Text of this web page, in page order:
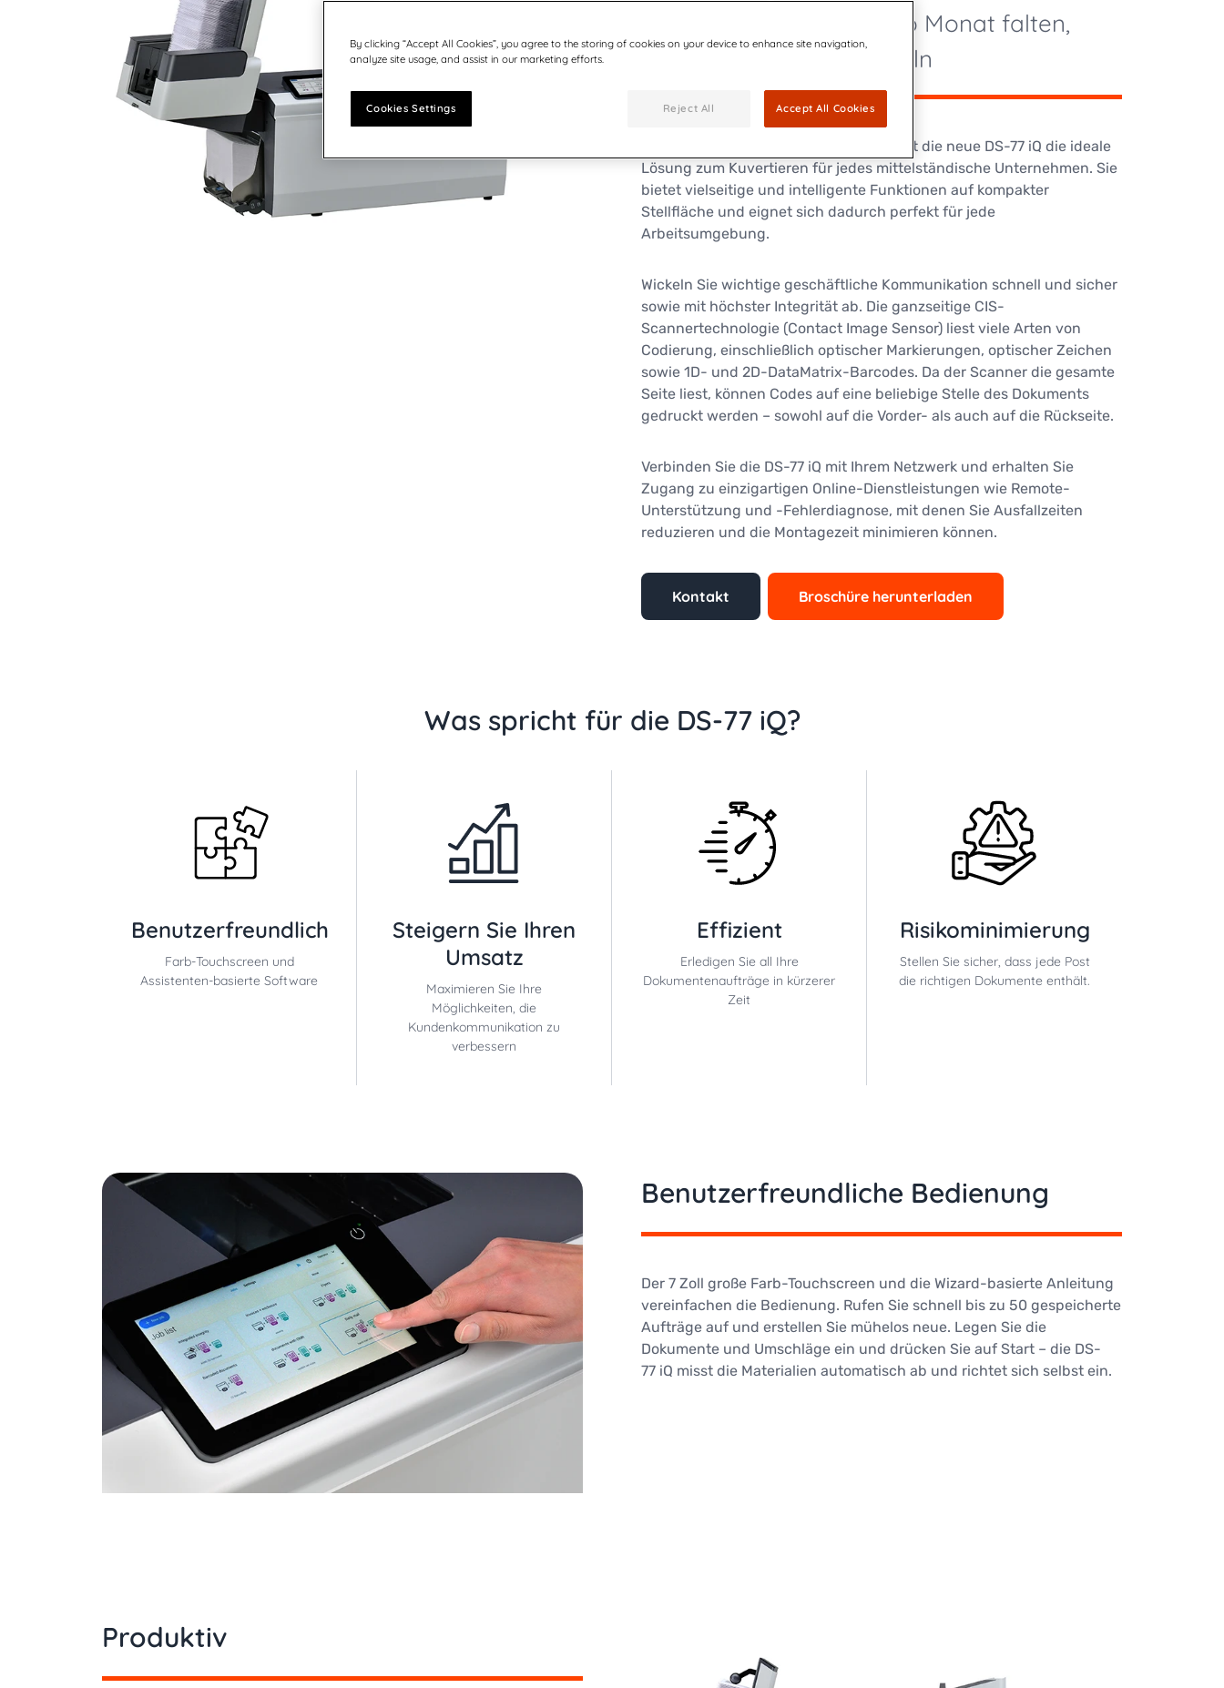
Germany
Software für Ihre Postbearbeitung
Postmöbel
Tinte & Zubehör
Postvorbereitungszeit
Deutschland
Schweiz - DE
Indien
Japan
Bis zu 40.000 Kuverts pro Monat falten,
kuvertieren und versiegeln
Mit ihrer fortschrittlichen Technologie ist die neue DS-77 iQ die ideale
Lösung zum Kuvertieren für jedes mittelständische Unternehmen. Sie
bietet vielseitige und intelligente Funktionen auf kompakter
Stellfläche und eignet sich dadurch perfekt für jede
Arbeitsumgebung.
Wickeln Sie wichtige geschäftliche Kommunikation schnell und sicher
sowie mit höchster Integrität ab. Die ganzseitige CIS-
Scannertechnologie (Contact Image Sensor) liest viele Arten von
Codierung, einschließlich optischer Markierungen, optischer Zeichen
sowie 1D- und 2D-DataMatrix-Barcodes. Da der Scanner die gesamte
Seite liest, können Codes auf eine beliebige Stelle des Dokuments
gedruckt werden – sowohl auf die Vorder- als auch auf die Rückseite.
Verbinden Sie die DS-77 iQ mit Ihrem Netzwerk und erhalten Sie
Zugang zu einzigartigen Online-Dienstleistungen wie Remote-
Unterstützung und -Fehlerdiagnose, mit denen Sie Ausfallzeiten
reduzieren und die Montagezeit minimieren können.
Kontakt Broschüre herunterladen
Was spricht für die DS-77 iQ?
Benutzerfreundlich
Farb-Touchscreen und
Assistenten-basierte Software
Steigern Sie Ihren
Umsatz
Maximieren Sie Ihre
Möglichkeiten, die
Kundenkommunikation zu
verbessern
Effizient
Erledigen Sie all Ihre
Dokumentenaufträge in kürzerer
Zeit
Risikominimierung
Stellen Sie sicher, dass jede Post
die richtigen Dokumente enthält.
Benutzerfreundliche Bedienung
Der 7 Zoll große Farb-Touchscreen und die Wizard-basierte Anleitung
vereinfachen die Bedienung. Rufen Sie schnell bis zu 50 gespeicherte
Aufträge auf und erstellen Sie mühelos neue. Legen Sie die
Dokumente und Umschläge ein und drücken Sie auf Start – die DS-
77 iQ misst die Materialien automatisch ab und richtet sich selbst ein.
Produktiv
By clicking “Accept All Cookies”, you agree to the storing of cookies on your device to enhance site navigation,
analyze site usage, and assist in our marketing efforts.
Cookies Settings Reject All Accept All Cookies